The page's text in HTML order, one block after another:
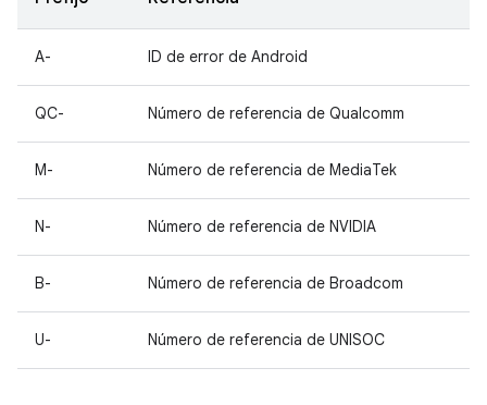
A- ID de error de Android
QC- Número de referencia de Qualcomm
M- Número de referencia de MediaTek
N- Número de referencia de NVIDIA
B- Número de referencia de Broadcom
U- Número de referencia de UNISOC